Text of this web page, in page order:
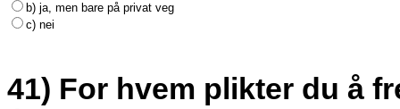
b) ja, men bare på privat veg
c) nei
41) For hvem plikter du å